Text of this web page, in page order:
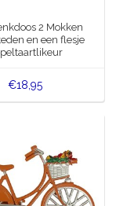
2 Mokken
en een flesje
€18,95